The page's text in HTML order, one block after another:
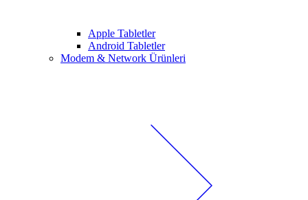
Apple Tabletler
Android Tabletler
Modem & Network Ürünleri